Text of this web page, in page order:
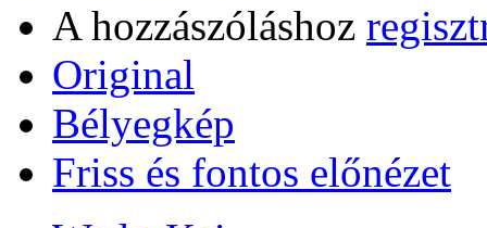
A hozzászóláshoz
Original
Bélyegkép
Friss és fontos előnézet